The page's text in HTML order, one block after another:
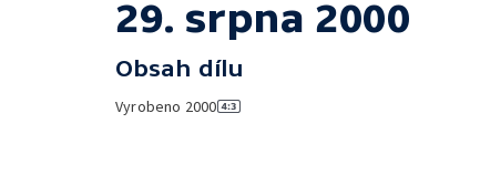
29. srpna 2000
Obsah dílu
Vyrobeno 2000